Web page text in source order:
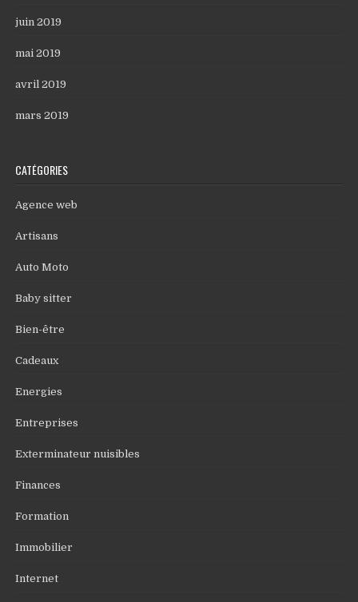
juin 2019
mai 2019
avril 2019
mars 2019
CATÉGORIES
Agence web
Artisans
Auto Moto
Baby sitter
Bien-être
Cadeaux
Energies
Entreprises
Exterminateur nuisibles
Finances
Formation
Immobilier
Internet